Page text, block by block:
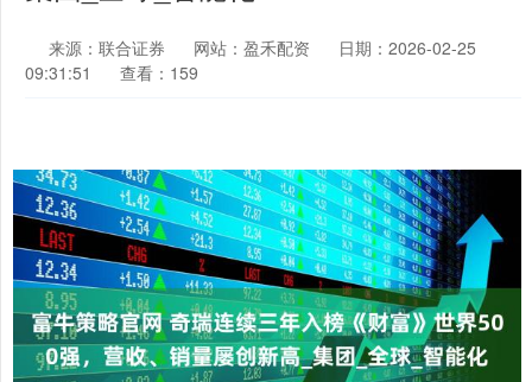
来源：联合证券 网站：盈禾配资
日期：2026-02-25
09:31:51
查看：159